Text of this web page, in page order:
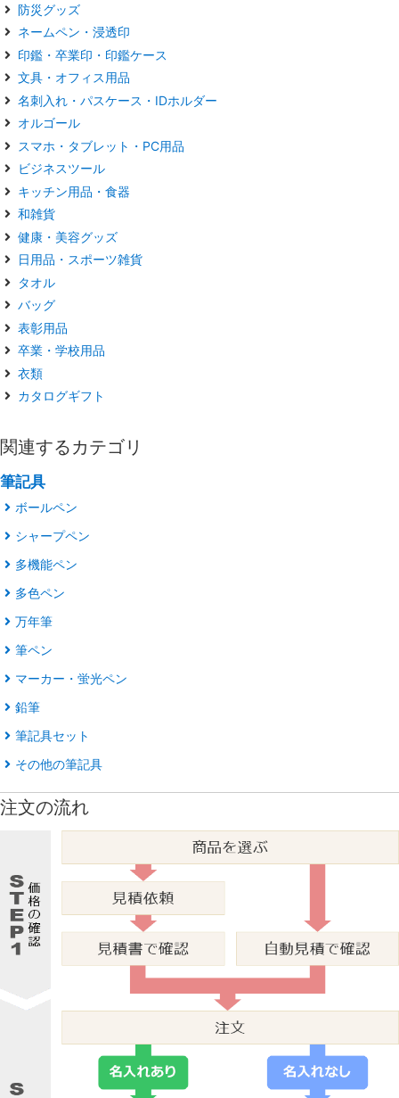
防災グッズ
ネームペン・浸透印
印鑑・卒業印・印鑑ケース
文具・オフィス用品
名刺入れ・パスケース・IDホルダー
オルゴール
スマホ・タブレット・PC用品
ビジネスツール
キッチン用品・食器
和雑貨
健康・美容グッズ
日用品・スポーツ雑貨
タオル
バッグ
表彰用品
卒業・学校用品
衣類
カタログギフト
関連するカテゴリ
筆記具
ボールペン
シャープペン
多機能ペン
多色ペン
万年筆
筆ペン
マーカー・蛍光ペン
鉛筆
筆記具セット
その他の筆記具
注文の流れ